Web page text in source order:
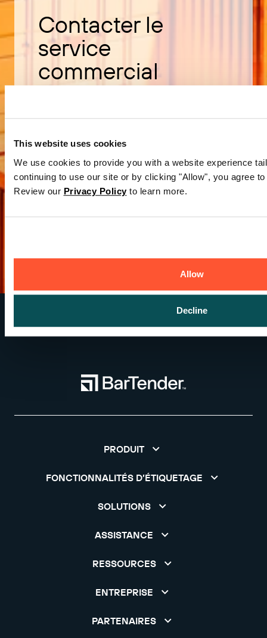
This website uses cookies
We use cookies to provide you with a website experience
continuing to use our site or by clicking "Allow", you agree
Review our Privacy Policyto learn more.
Allow
Decline
Contacter le
service
commercial
Contacter le service commercial
PRODUIT
FONCTIONNALITÉS D’ÉTIQUETAGE
SOLUTIONS
ASSISTANCE
RESSOURCES
ENTREPRISE
PARTENAIRES